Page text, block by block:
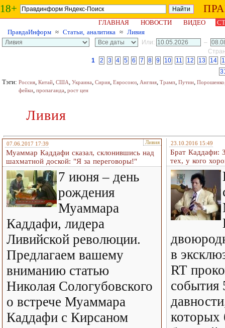
18+
ГЛАВНАЯ НОВОСТИ ВИДЕО
ПравдаИнформ ≈ Статьи, аналитика ≈ Ливия
Или:
–
1
2 3 4 5 6 7 8 9 10 11 12 13 14
Тэги: Россия, Китай, США, Украина, Сирия, Евросоюз, Англия, Трамп, Путин, Порошенко
фейки, пропаганда, рост цен
Ливия
07.06.2017 17:39 Ливия
Муаммар Каддафи сказал, склонившись над
шахматной доской: "Я за переговоры!"
7 июня – день
рождения
Муаммара
Каддафи, лидера
Ливийской революции.
Предлагаем вашему
вниманию статью
Николая Сологубовского
о встрече Муаммара
Каддафи с Кирсаном
23.10.2016 15:49
Брат Каддафи:
тех, у кого
в
RT
события
которых